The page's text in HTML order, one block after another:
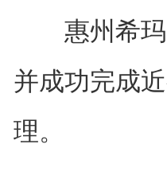
惠州希玛
并成功完成
理。